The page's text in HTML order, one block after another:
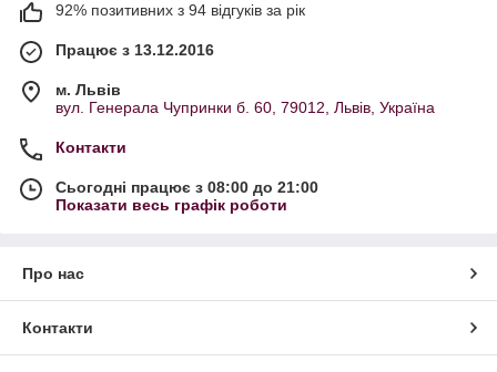
92% позитивних з 94 відгуків за рік
Працює з 13.12.2016
м. Львів
вул. Генерала Чупринки б. 60, 79012, Львів, Україна
Контакти
Сьогодні працює з 08:00 до 21:00
Показати весь графік роботи
Про нас
Контакти